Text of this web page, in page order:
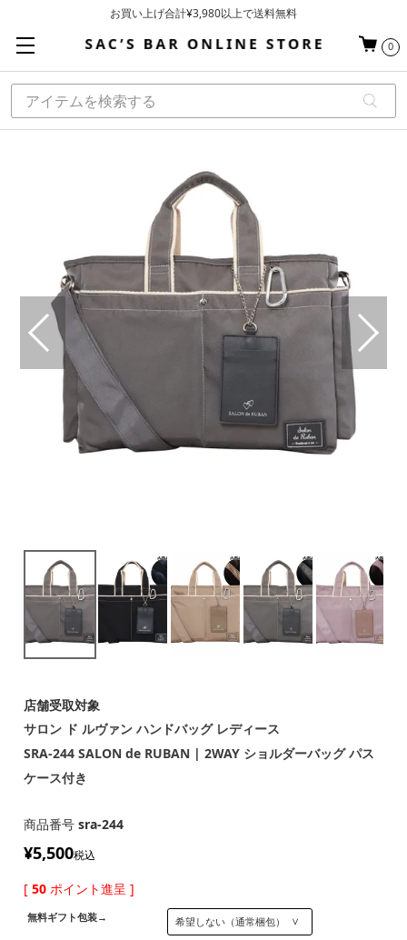
お買い上げ合計¥3,980以上で送料無料
当日～翌営業日を目安に順次発送（一部お取り寄せ商品を除く）
0
店舗受取対象
サロン ド ルヴァン ハンドバッグ レディース
SRA-244 SALON de RUBAN | 2WAY ショルダーバッグ パス
ケース付き
商品番号 sra-244
¥5,500税込
[ 50 ポイント進呈 ]
無料ギフト包装→